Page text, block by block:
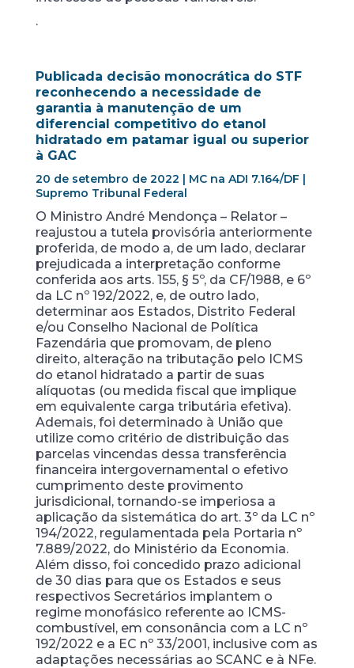
.
Publicada decisão monocrática do STF
reconhecendo a necessidade de
garantia à manutenção de um
diferencial competitivo do etanol
hidratado em patamar igual ou superior
à GAC
20 de setembro de 2022 | MC na ADI 7.164/DF |
Supremo Tribunal Federal
O Ministro André Mendonça – Relator –
reajustou a tutela provisória anteriormente
proferida, de modo a, de um lado, declarar
prejudicada a interpretação conforme
conferida aos arts. 155, § 5º, da CF/1988, e 6º
da LC nº 192/2022, e, de outro lado,
determinar aos Estados, Distrito Federal
e/ou Conselho Nacional de Política
Fazendária que promovam, de pleno
direito, alteração na tributação pelo ICMS
do etanol hidratado a partir de suas
alíquotas (ou medida fiscal que implique
em equivalente carga tributária efetiva).
Ademais, foi determinado à União que
utilize como critério de distribuição das
parcelas vincendas dessa transferência
financeira intergovernamental o efetivo
cumprimento deste provimento
jurisdicional, tornando-se imperiosa a
aplicação da sistemática do art. 3º da LC nº
194/2022, regulamentada pela Portaria nº
7.889/2022, do Ministério da Economia.
Além disso, foi concedido prazo adicional
de 30 dias para que os Estados e seus
respectivos Secretários implantem o
regime monofásico referente ao ICMS-
combustível, em consonância com a LC nº
192/2022 e a EC nº 33/2001, inclusive com as
adaptações necessárias ao SCANC e à NFe.